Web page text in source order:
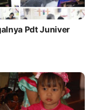
Pdt Juniver